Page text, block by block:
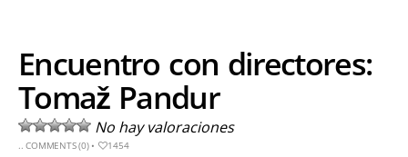
Encuentro con directores:
Tomaž Pandur
No hay valoraciones
..COMMENTS (0)• 1454